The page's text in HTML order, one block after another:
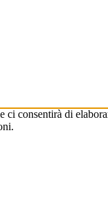
ci consentirà di